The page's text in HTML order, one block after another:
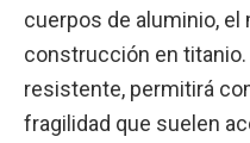
cuerpos de aluminio, el
construcción en
resistente, permitirá
fragilidad que suelen